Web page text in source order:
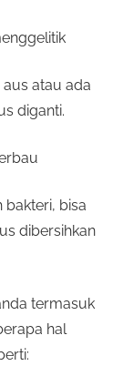
atau ada
diganti.
bakteri, bisa
dibersihkan
termasuk
hal